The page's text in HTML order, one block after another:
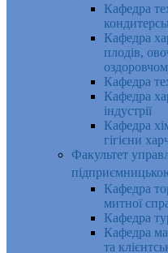
Кафедра
Кафедра
плодів,
Кафедра
Кафедра
індустрії
Кафедра
гігієни
Факультет
Кафедра
митної
Кафедра
Кафедра
та